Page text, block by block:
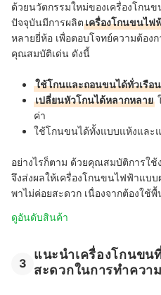
ด้วยนวัตกรรมใหม่ของเครื่องโกน
ปัจจุบันมีการผลิตเครื่องโกนขนไฟ
หลายยี่ห้อ เพื่อตอบโจทย์ความต้อง
คุณสมบัติเด่น ดังนี้
ใช้โกนและถอนขนได้ทั่วเรือ
เปลี่ยนหัวโกนได้หลากหลาย
ค่า
ใช้โกนขนได้ทั้งแบบแห้งและ
อย่างไรก็ตาม ด้วยคุณสมบัติการใ
จึงส่งผลให้เครื่องโกนขนไฟฟ้าแบบ
พาไม่ค่อยสะดวก เนื่องจากต้องใช้
ดูอันดับสินค้า
3
แนะนำเครื่องโกนขน
สะดวกในการทำควา